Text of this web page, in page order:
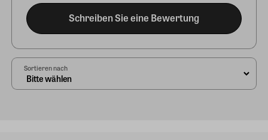
Schreiben Sie eine Bewertung
Sortieren nach